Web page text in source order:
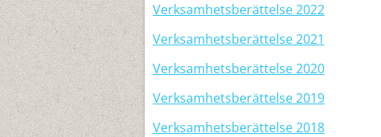
Verksamhetsberättelse 2022
Verksamhetsberättelse 2021
Verksamhetsberättelse 2020
Verksamhetsberättelse 2019
Verksamhetsberättelse 2018